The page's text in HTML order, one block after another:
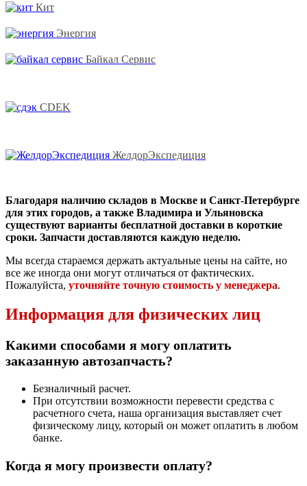
Кит
Энергия
Байкал Сервис
CDEK
ЖелдорЭкспедиция
Благодаря наличию складов в Москве и Санкт-Петербурге
для этих городов, а также Владимира и Ульяновска
существуют варианты бесплатной доставки в короткие
сроки. Запчасти доставляются каждую неделю.
Мы всегда стараемся держать актуальные цены на сайте, но
все же иногда они могут отличаться от фактических.
Пожалуйста, уточняйте точную стоимость у менеджера.
Информация для физических лиц
Какими способами я могу оплатить
заказанную автозапчасть?
Безналичный расчет.
При отсутствии возможности перевести средства с
расчетного счета, наша организация выставляет счет
физическому лицу, который он может оплатить в любом
банке.
Когда я могу произвести оплату?